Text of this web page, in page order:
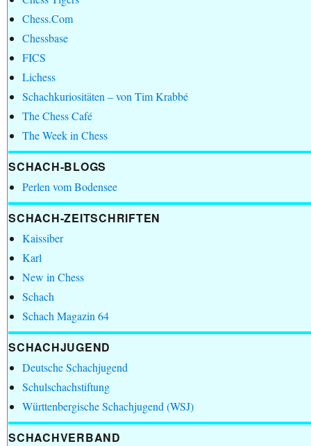
Chess.Com
Chessbase
FICS
Lichess
Schachkuriositäten – von Tim Krabbé
The Chess Café
The Week in Chess
SCHACH-BLOGS
Perlen vom Bodensee
SCHACH-ZEITSCHRIFTEN
Kaissiber
Karl
New in Chess
Schach
Schach Magazin 64
SCHACHJUGEND
Deutsche Schachjugend
Schulschachstiftung
Württenbergische Schachjugend (WSJ)
SCHACHVERBAND